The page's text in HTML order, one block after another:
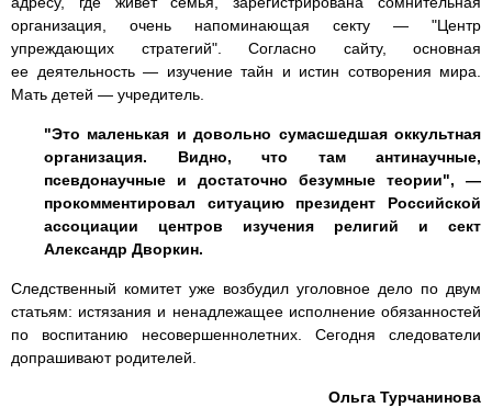
организация, очень напоминающая секту — "Центр
упреждающих стратегий". Согласно сайту, основная
ее деятельность — изучение тайн и истин сотворения мира.
Мать детей — учредитель.
"Это маленькая и довольно сумасшедшая оккультная
организация. Видно, что там антинаучные,
псевдонаучные и достаточно безумные теории", —
прокомментировал ситуацию президент Российской
ассоциации центров изучения религий и сект
Александр Дворкин.
Следственный комитет уже возбудил уголовное дело по двум
статьям: истязания и ненадлежащее исполнение обязанностей
по воспитанию несовершеннолетних. Сегодня следователи
допрашивают родителей.
Ольга Турчанинова